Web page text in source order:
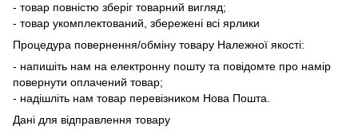
- товар повністю зберіг товарний вигляд;
- товар укомплектований, збережені всі ярлики
Процедура повернення/обміну товару Належної якості:
- напишіть нам на електронну пошту та повідомте про намір
повернути оплачений товар;
- надішліть нам товар перевізником Нова Пошта.
Дані для відправлення товару